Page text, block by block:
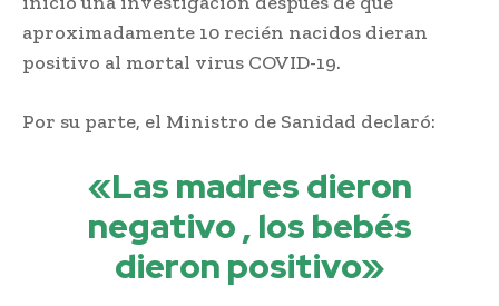
aproximadamente 10 recién nacidos dieran
positivo al mortal virus COVID-19.
Por su parte, el Ministro de Sanidad declaró:
«Las madres dieron
negativo , los bebés
dieron positivo»